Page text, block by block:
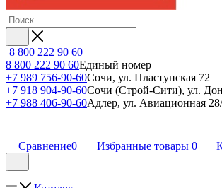
8 800 222 90 60
8 800 222 90 60Единый номер
+7 989 756-90-60Сочи, ул. Пластунская 72
+7 918 904-90-60Сочи (Строй-Сити), ул.
+7 988 406-90-60Адлер, ул. Авиационная
Сравнение0 Избранные товары 0